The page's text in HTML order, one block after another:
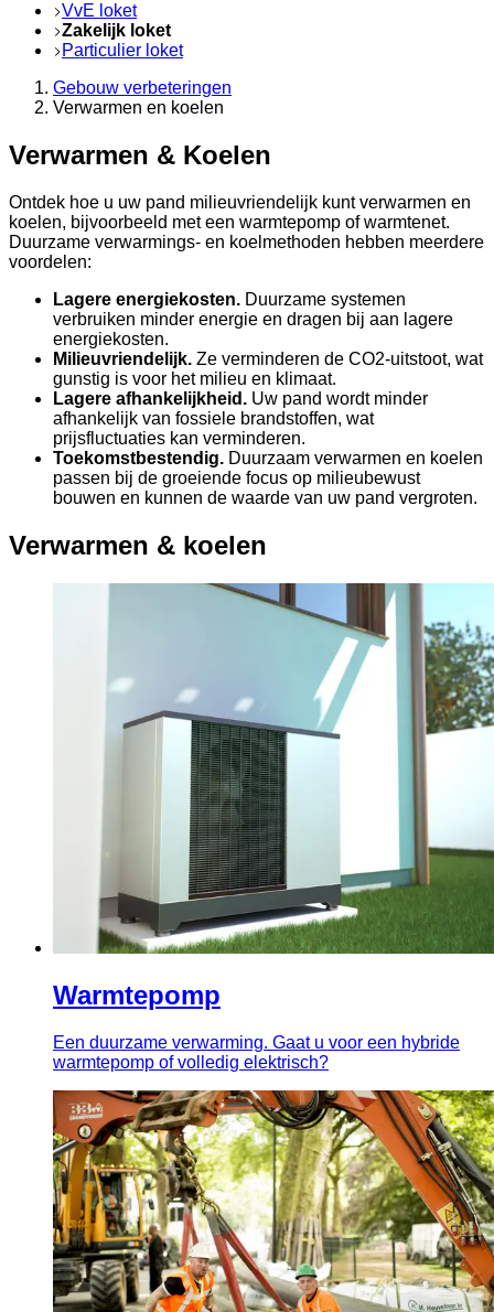
VvE loket
Zakelijk loket
Particulier loket
Gebouw verbeteringen
Verwarmen en koelen
Verwarmen & Koelen
Ontdek hoe u uw pand milieuvriendelijk kunt verwarmen en
koelen, bijvoorbeeld met een warmtepomp of warmtenet.
Duurzame verwarmings- en koelmethoden hebben meerdere
voordelen:
Lagere energiekosten. Duurzame systemen
verbruiken minder energie en dragen bij aan lagere
energiekosten.
Milieuvriendelijk. Ze verminderen de CO2-uitstoot, wat
gunstig is voor het milieu en klimaat.
Lagere afhankelijkheid. Uw pand wordt minder
afhankelijk van fossiele brandstoffen, wat
prijsfluctuaties kan verminderen.
Toekomstbestendig. Duurzaam verwarmen en koelen
passen bij de groeiende focus op milieubewust
bouwen en kunnen de waarde van uw pand vergroten.
Verwarmen & koelen
Warmtepomp
Een duurzame verwarming. Gaat u voor een hybride
warmtepomp of volledig elektrisch?